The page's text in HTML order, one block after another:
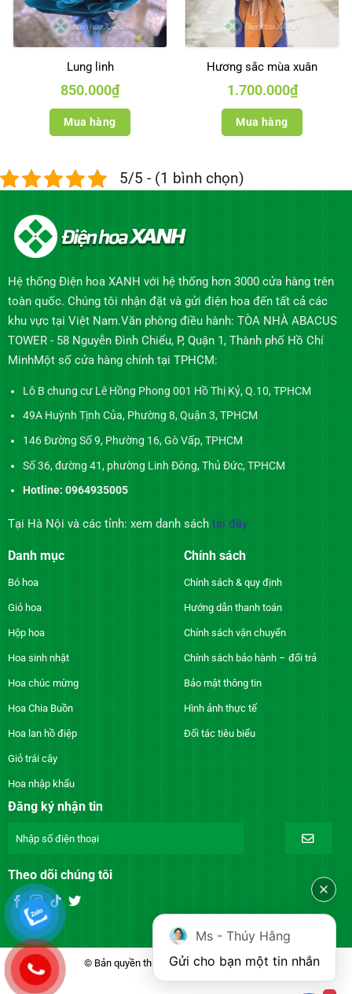
Lung linh
850.000₫
Mua hàng
Hương sắc mùa xuân
1.700.000₫
Mua hàng
5/5 - (1 bình chọn)
Hệ thống Điện hoa XANH với hệ thống hơn 3000 cửa hàng trên
toàn quốc. Chúng tôi nhận đặt và gửi điện hoa đến tất cả các
khu vực tại Việt Nam.Văn phòng điều hành: TÒA NHÀ ABACUS
TOWER - 58 Nguyễn Đình Chiểu, P, Quận 1, Thành phố Hồ Chí
MinhMột số cửa hàng chính tại TPHCM:
Lô B chung cư Lê Hồng Phong 001 Hồ Thị Kỷ, Q.10, TPHCM
49A Huỳnh Tịnh Của, Phường 8, Quận 3, TPHCM
146 Đường Số 9, Phường 16, Gò Vấp, TPHCM
Số 36, đường 41, phường Linh Đông, Thủ Đức, TPHCM
Hotline: 0964935005
Tại Hà Nội và các tỉnh: xem danh sách tại đây
Danh mục
Bó hoa
Giỏ hoa
Hộp hoa
Hoa sinh nhật
Hoa chúc mừng
Hoa Chia Buồn
Hoa lan hồ điệp
Giỏ trái cây
Hoa nhập khẩu
Chính sách
Chính sách & quy định
Hướng dẫn thanh toán
Chính sách vận chuyển
Chính sách bảo hành – đổi trả
Bảo mật thông tin
Hình ảnh thực tế
Đối tác tiêu biểu
Đăng ký nhận tin
Theo dõi chúng tôi
© Bản quyền thuộc về DienhoaXANH.com
Ms - Thúy Hằng
Gửi cho bạn một tin nhắn